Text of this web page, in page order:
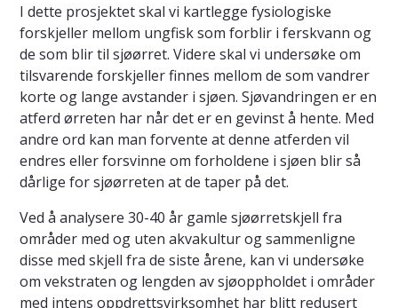
I dette prosjektet skal vi kartlegge fysiologiske
forskjeller mellom ungfisk som forblir i ferskvann og
de som blir til sjøørret. Videre skal vi undersøke om
tilsvarende forskjeller finnes mellom de som vandrer
korte og lange avstander i sjøen. Sjøvandringen er en
atferd ørreten har når det er en gevinst å hente. Med
andre ord kan man forvente at denne atferden vil
endres eller forsvinne om forholdene i sjøen blir så
dårlige for sjøørreten at de taper på det.
Ved å analysere 30-40 år gamle sjøørretskjell fra
områder med og uten akvakultur og sammenligne
disse med skjell fra de siste årene, kan vi undersøke
om vekstraten og lengden av sjøoppholdet i områder
med intens oppdrettsvirksomhet har blitt redusert